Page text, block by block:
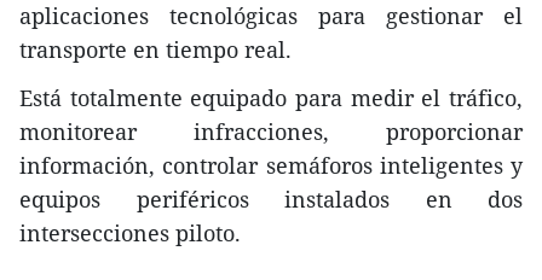
aplicaciones tecnológicas para gestionar el
transporte en tiempo real.
Está totalmente equipado para medir el tráfico,
monitorear infracciones, proporcionar
información, controlar semáforos inteligentes y
equipos periféricos instalados en dos
intersecciones piloto.